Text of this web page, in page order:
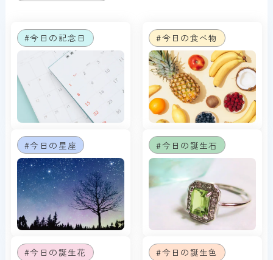
#今日の記念日 #今日の食べ物
#今日の星座 #今日の誕生石
#今日の誕生花 #今日の誕生色